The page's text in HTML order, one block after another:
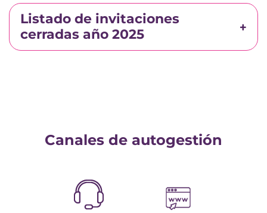
Listado de invitaciones
cerradas año 2025
Canales de autogestión